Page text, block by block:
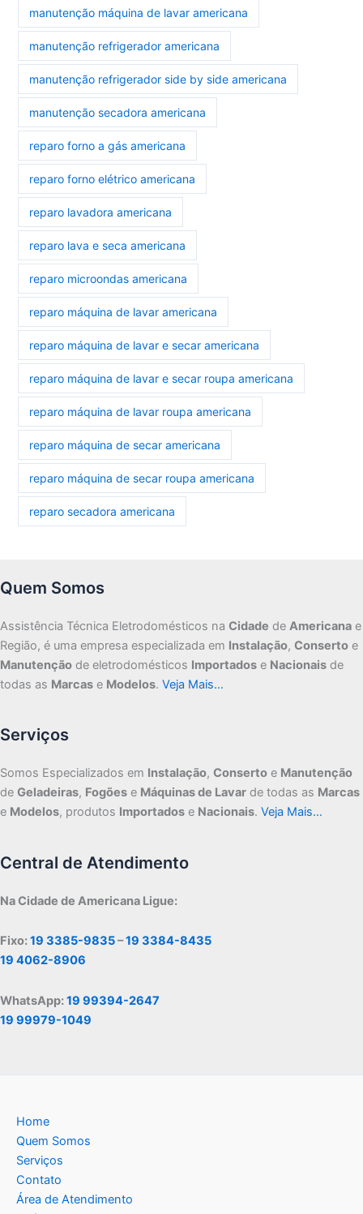
manutenção máquina de lavar americana
manutenção refrigerador americana
manutenção refrigerador side by side americana
manutenção secadora americana
reparo forno a gás americana
reparo forno elétrico americana
reparo lavadora americana
reparo lava e seca americana
reparo microondas americana
reparo máquina de lavar americana
reparo máquina de lavar e secar americana
reparo máquina de lavar e secar roupa americana
reparo máquina de lavar roupa americana
reparo máquina de secar americana
reparo máquina de secar roupa americana
reparo secadora americana
Quem Somos
Assistência Técnica Eletrodomésticos na Cidade de Americana e
Região, é uma empresa especializada em Instalação, Conserto e
Manutenção de eletrodomésticos Importados e Nacionais de
todas as Marcas e Modelos. Veja Mais…
Serviços
Somos Especializados em Instalação, Conserto e Manutenção
de Geladeiras, Fogões e Máquinas de Lavar de todas as Marcas
e Modelos, produtos Importados e Nacionais. Veja Mais…
Central de Atendimento
Na Cidade de Americana Ligue:
Fixo:19 3385-9835–19 3384-8435
19 4062-8906
WhatsApp:19 99394-2647
19 99979-1049
Home
Quem Somos
Serviços
Contato
Área de Atendimento